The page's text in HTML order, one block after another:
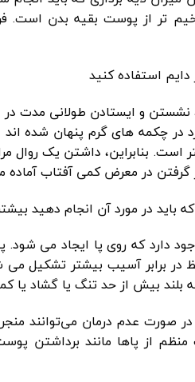
تر از پوست بقیه بدن
استفاده کنید
نشستن و ایستادن طولانی مدت
در چکمه های گرم پنهان شده
بنابراین، داشتن یک روال
گرفتن در معرض کمی آفتاب
در مورد آن انجام دهید
دارد که روی پا ایجاد می
در برابر آسیب بیشتر تشکیل
بلند بیش از حد تنگ یا گشاد
در صورت عدم درمان می‌توانند
از پاها مانند برداشتن